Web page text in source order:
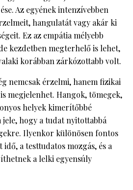
Az egyének intenzívebben
hangulatát vagy akár ki
Ez az empátia mélyebb
kezdetben megterhelő is lehet,
korábban zárkózottabb volt.
nemcsak érzelmi, hanem fizikai
megjelenhet. Hangok, tömegek,
helyek kimerítőbbé
jele, hogy a tudat nyitottabbá
Ilyenkor különösen fontos
a testtudatos mozgás, és a
a lelki egyensúly